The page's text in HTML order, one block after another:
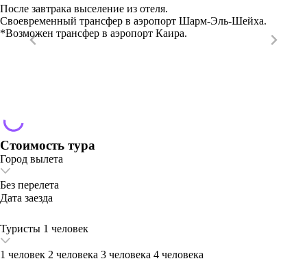
После завтрака выселение из отеля.
Своевременный трансфер в аэропорт Шарм-Эль-Шейха.
*Возможен трансфер в аэропорт Каира.
Стоимость тура
Город вылета
Без перелета
Дата заезда
Туристы 1 человек
1 человек 2 человека 3 человека 4 человека